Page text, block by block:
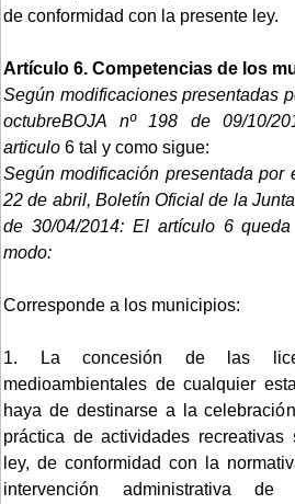
de conformidad con la presente ley.
Artículo 6. Competencias de los
Según modificaciones presentadas
octubreBOJA nº 198 de 09/10/
articulo 6 tal y como sigue:
Según modificación presentada por
22 de abril, Boletín Oficial de la
de 30/04/2014:El artículo 6 queda
modo:
Corresponde a los municipios:
1. La concesión de las
medioambientales de cualquier
haya de destinarse a la
práctica de actividades
ley, de conformidad con la
intervención administrativa